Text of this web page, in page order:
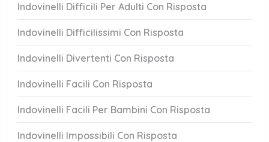
Indovinelli Difficili Per Adulti Con Risposta
Indovinelli Difficilissimi Con Risposta
Indovinelli Divertenti Con Risposta
Indovinelli Facili Con Risposta
Indovinelli Facili Per Bambini Con Risposta
Indovinelli Impossibili Con Risposta